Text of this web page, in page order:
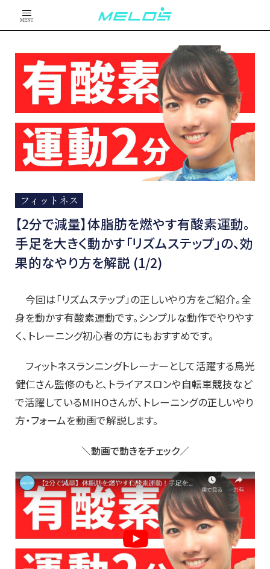
MENU
フィットネス
【2分で減量】体脂肪を燃やす有酸素運動。
手足を大きく動かす「リズムステップ」の、効
果的なやり方を解説 (1/2)
今回は「リズムステップ」の正しいやり方をご紹介。全
身を動かす有酸素運動です。シンプルな動作でやりやす
く、トレーニング初心者の方にもおすすめです。
フィットネスランニングトレーナーとして活躍する鳥光
健仁さん監修のもと、トライアスロンや自転車競技など
で活躍しているMIHOさんが、トレーニングの正しいやり
方・フォームを動画で解説します。
＼動画で動きをチェック／